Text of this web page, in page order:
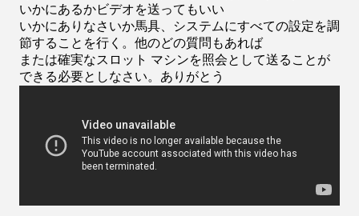
いかにあるかビデオを送ってもいい
いかにありなさいか馬具、システムにすべての設定を調
節することを行く。他のどの質問もあれば
または確実なスロット マシンを照会として送ることが
できる必要としなさい。ありがとう